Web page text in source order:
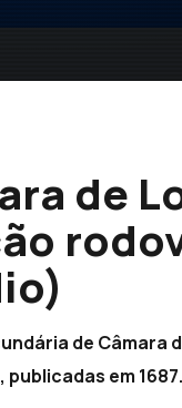
de
de Câmara
em 1687.